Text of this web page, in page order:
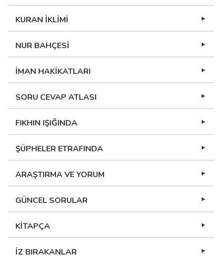
KURAN İKLİMİ
NUR BAHÇESİ
İMAN HAKİKATLARI
SORU CEVAP ATLASI
FIKHIN IŞIĞINDA
ŞÜPHELER ETRAFINDA
ARAŞTIRMA VE YORUM
GÜNCEL SORULAR
KİTAPÇA
İZ BIRAKANLAR